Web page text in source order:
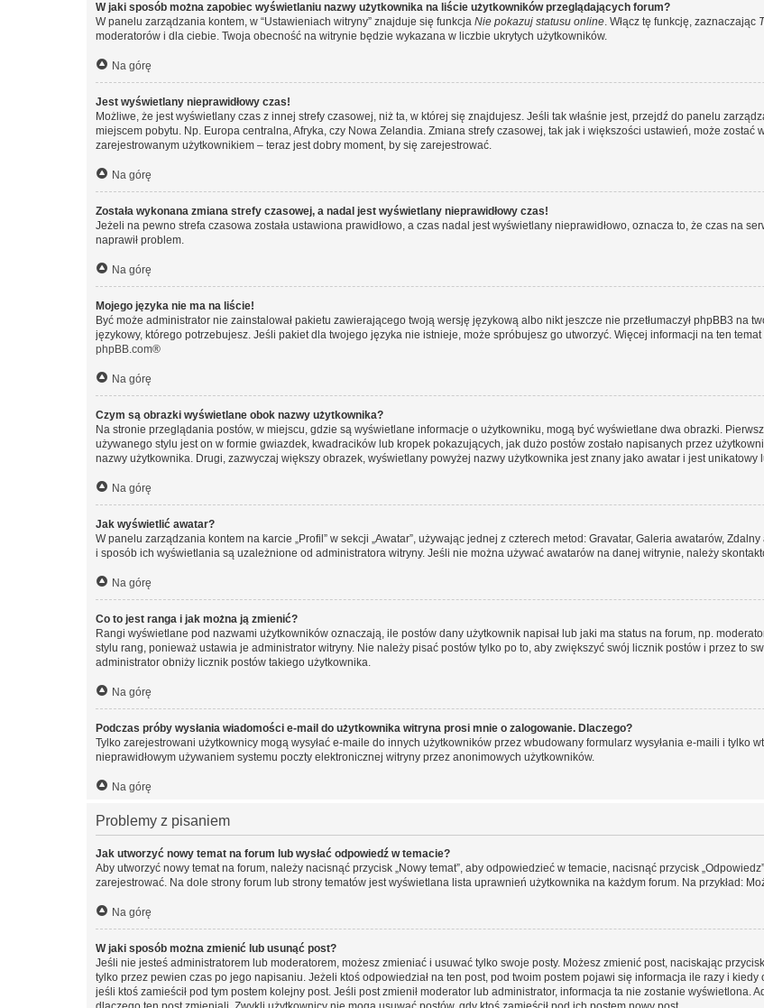
W jaki sposób można zapobiec wyświetlaniu nazwy użytkownika na liście użytkowników przeglądających forum?
W panelu zarządzania kontem, w “Ustawieniach witryny” znajduje się funkcja Nie pokazuj statusu online. Włącz tę funkcję, zaznaczając
moderatorów i dla ciebie. Twoja obecność na witrynie będzie wykazana w liczbie ukrytych użytkowników.
Na górę
Jest wyświetlany nieprawidłowy czas!
Możliwe, że jest wyświetlany czas z innej strefy czasowej, niż ta, w której się znajdujesz. Jeśli tak właśnie jest, przejdź do panelu
miejscem pobytu. Np. Europa centralna, Afryka, czy Nowa Zelandia. Zmiana strefy czasowej, tak jak i większości ustawień, może
zarejestrowanym użytkownikiem – teraz jest dobry moment, by się zarejestrować.
Na górę
Została wykonana zmiana strefy czasowej, a nadal jest wyświetlany nieprawidłowy czas!
Jeżeli na pewno strefa czasowa została ustawiona prawidłowo, a czas nadal jest wyświetlany nieprawidłowo, oznacza to, że czas na
naprawił problem.
Na górę
Mojego języka nie ma na liście!
Być może administrator nie zainstalował pakietu zawierającego twoją wersję językową albo nikt jeszcze nie przetłumaczył phpBB3 na
językowy, którego potrzebujesz. Jeśli pakiet dla twojego języka nie istnieje, może spróbujesz go utworzyć. Więcej informacji na ten
phpBB.com®
Na górę
Czym są obrazki wyświetlane obok nazwy użytkownika?
Na stronie przeglądania postów, w miejscu, gdzie są wyświetlane informacje o użytkowniku, mogą być wyświetlane dwa obrazki.
używanego stylu jest on w formie gwiazdek, kwadracików lub kropek pokazujących, jak dużo postów zostało napisanych przez
nazwy użytkownika. Drugi, zazwyczaj większy obrazek, wyświetlany powyżej nazwy użytkownika jest znany jako awatar i jest
Na górę
Jak wyświetlić awatar?
W panelu zarządzania kontem na karcie „Profil” w sekcji „Awatar”, używając jednej z czterech metod: Gravatar, Galeria awatarów,
i sposób ich wyświetlania są uzależnione od administratora witryny. Jeśli nie można używać awatarów na danej witrynie, należy
Na górę
Co to jest ranga i jak można ją zmienić?
Rangi wyświetlane pod nazwami użytkowników oznaczają, ile postów dany użytkownik napisał lub jaki ma status na forum, np.
stylu rang, ponieważ ustawia je administrator witryny. Nie należy pisać postów tylko po to, aby zwiększyć swój licznik postów i przez to
administrator obniży licznik postów takiego użytkownika.
Na górę
Podczas próby wysłania wiadomości e-mail do użytkownika witryna prosi mnie o zalogowanie. Dlaczego?
Tylko zarejestrowani użytkownicy mogą wysyłać e-maile do innych użytkowników przez wbudowany formularz wysyłania e-maili i tylko
nieprawidłowym używaniem systemu poczty elektronicznej witryny przez anonimowych użytkowników.
Na górę
Problemy z pisaniem
Jak utworzyć nowy temat na forum lub wysłać odpowiedź w temacie?
Aby utworzyć nowy temat na forum, należy nacisnąć przycisk „Nowy temat”, aby odpowiedzieć w temacie, nacisnąć przycisk
zarejestrować. Na dole strony forum lub strony tematów jest wyświetlana lista uprawnień użytkownika na każdym forum. Na przykład:
Na górę
W jaki sposób można zmienić lub usunąć post?
Jeśli nie jesteś administratorem lub moderatorem, możesz zmieniać i usuwać tylko swoje posty. Możesz zmienić post, naciskając
tylko przez pewien czas po jego napisaniu. Jeżeli ktoś odpowiedział na ten post, pod twoim postem pojawi się informacja ile razy i kiedy
jeśli ktoś zamieścił pod tym postem kolejny post. Jeśli post zmienił moderator lub administrator, informacja ta nie zostanie wyświetlona.